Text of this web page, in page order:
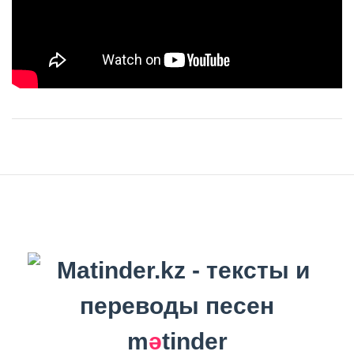
mәtinder